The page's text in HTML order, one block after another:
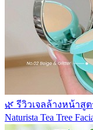
🌿 รีวิวเจลล้างหน้าสู
Naturista Tea Tree